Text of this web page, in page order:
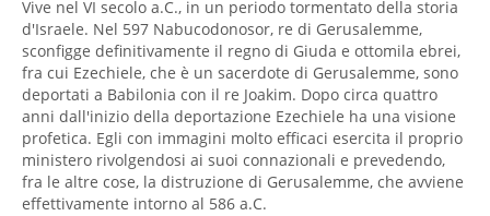
Vive nel VI secolo a.C., in un periodo tormentato della storia
d'Israele. Nel 597 Nabucodonosor, re di Gerusalemme,
sconfigge definitivamente il regno di Giuda e ottomila ebrei,
fra cui Ezechiele, che è un sacerdote di Gerusalemme, sono
deportati a Babilonia con il re Joakim. Dopo circa quattro
anni dall'inizio della deportazione Ezechiele ha una visione
profetica. Egli con immagini molto efficaci esercita il proprio
ministero rivolgendosi ai suoi connazionali e prevedendo,
fra le altre cose, la distruzione di Gerusalemme, che avviene
effettivamente intorno al 586 a.C.